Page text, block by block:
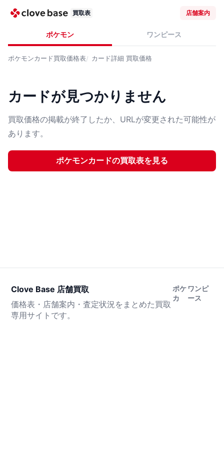
買取表 店舗案内
ポケモン ワンピース
ポケモンカード買取価格表 カード詳細 買取価格
カードが見つかりません
買取価格の掲載が終了したか、URLが変更された可能性が
あります。
ポケモンカードの買取表を見る
Clove Base 店舗買取
価格表・店舗案内・査定状況をまとめた買取
専用サイトです。
ポケ
カ
ワンピ
ース